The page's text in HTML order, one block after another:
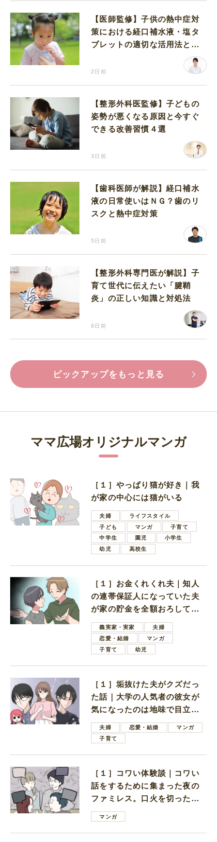
【医師監修】子供の熱中症対
策における経口補水液・塩タ
ブレットの適切な活用法と水
2日前
【整形外科医監修】子どもの
姿勢が悪くなる原因と今すぐ
できる改善習慣４選
3日前
【歯科医師が解説】経口補水
液の日常使いはＮＧ？歯のリ
スクと熱中症対策
5日前
【整形外科専門医が解説】子
育て世代に伝えたい「腱鞘
炎」の正しい知識と対処法
6日前
ピックアップをもっと見る
ママ広場オリジナルマンガ
［１］やっぱり猫が好き｜我
が家の中心には猫がいる
夫婦
ライフスタイル
子ども
マンガ
子育て
中学生
園児
小学生
幼児
高校生
［１］お金くれくれ夫｜知人
の連帯保証人になっていた夫
が家の貯金を全額おろしてほ
しいと言ってきた
義実家・実家
夫婦
恋愛・結婚
マンガ
子育て
幼児
［１］垢抜けた夫がクズだっ
た話｜大学の人気者の彼女が
気になったのは地味で目立た
ない男子学生
夫婦 恋愛・結婚
マンガ
子育て
［１］コワい体験談｜コワい
話をするために集まった夜の
ファミレス。口火を切ったの
は電車好きの男の子ママ
マンガ